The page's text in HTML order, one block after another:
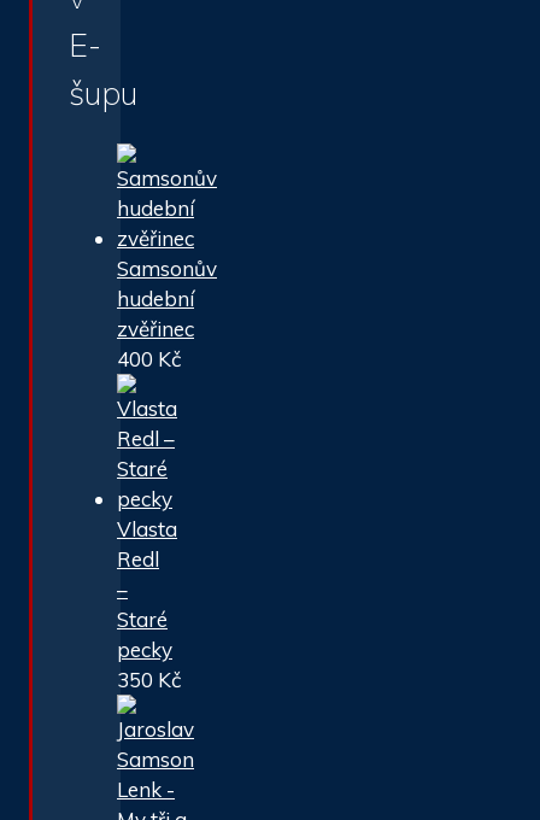
E-
šupu
Samsonův
hudební
zvěřinec
400 Kč
Vlasta
Redl
–
Staré
pecky
350 Kč